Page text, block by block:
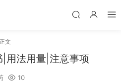
正文
用法用量|注意事项
10